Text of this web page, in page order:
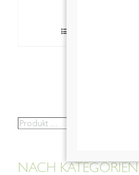
Produkt
NACH KATEGORIEN